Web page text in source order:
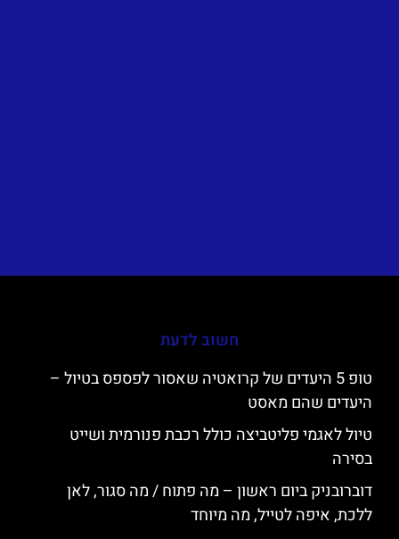
חשוב לדעת
טופ 5 היעדים של קרואטיה שאסור לפספס בטיול –
היעדים שהם מאסט
טיול לאגמי פליטביצה כולל רכבת פנורמית ושייט
בסירה
דוברובניק ביום ראשון – מה פתוח / מה סגור, לאן
ללכת, איפה לטייל, מה מיוחד